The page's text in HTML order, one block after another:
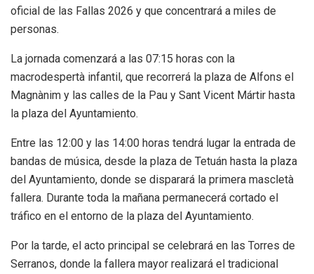
oficial de las Fallas 2026 y que concentrará a miles de
personas.
La jornada comenzará a las 07:15 horas con la
macrodespertà infantil, que recorrerá la plaza de Alfons el
Magnànim y las calles de la Pau y Sant Vicent Mártir hasta
la plaza del Ayuntamiento.
Entre las 12:00 y las 14:00 horas tendrá lugar la entrada de
bandas de música, desde la plaza de Tetuán hasta la plaza
del Ayuntamiento, donde se disparará la primera mascletà
fallera. Durante toda la mañana permanecerá cortado el
tráfico en el entorno de la plaza del Ayuntamiento.
Por la tarde, el acto principal se celebrará en las Torres de
Serranos, donde la fallera mayor realizará el tradicional